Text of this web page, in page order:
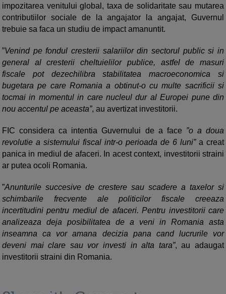
impozitarea venitului global, taxa de solidaritate sau mutarea
contributiilor sociale de la angajator la angajat, Guvernul
trebuie sa faca un studiu de impact amanuntit.
”Venind pe fondul cresterii salariilor din sectorul public si in
general al cresterii cheltuielilor publice, astfel de masuri
fiscale pot dezechilibra stabilitatea macroeconomica si
bugetara pe care Romania a obtinut-o cu multe sacrificii si
tocmai in momentul in care nucleul dur al Europei pune din
nou accentul pe aceasta”, au avertizat investitorii.
FIC considera ca intentia Guvernului de a face ”o a doua
revolutie a sistemului fiscal intr-o perioada de 6 luni”a creat
panica in mediul de afaceri. In acest context, investitorii straini
ar putea ocoli Romania.
”Anunturile succesive de crestere sau scadere a taxelor si
schimbarile frecvente ale politicilor fiscale creeaza
incertitudini pentru mediul de afaceri. Pentru investitorii care
analizeaza deja posibilitatea de a veni in Romania asta
inseamna ca vor amana decizia pana cand lucrurile vor
deveni mai clare sau vor investi in alta tara”, au adaugat
investitorii straini din Romania.